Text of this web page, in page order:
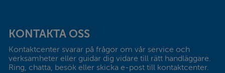
KONTAKTA OSS
Kontaktcenter svarar på frågor om vår service och
verksamheter eller guidar dig vidare till rätt handläggare.
Ring, chatta, besök eller skicka e-post till kontaktcenter.